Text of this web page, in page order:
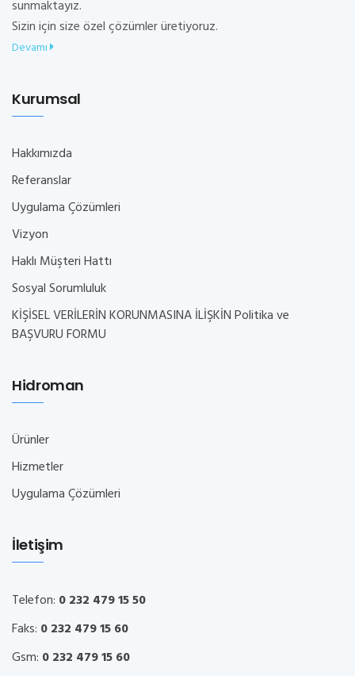
sunmaktayız.
Sizin için size özel çözümler üretiyoruz.
Devamı
Kurumsal
Hakkımızda
Referanslar
Uygulama Çözümleri
Vizyon
Haklı Müşteri Hattı
Sosyal Sorumluluk
KİŞİSEL VERİLERİN KORUNMASINA İLİŞKİN Politika ve
BAŞVURU FORMU
Hidroman
Ürünler
Hizmetler
Uygulama Çözümleri
İletişim
Telefon: 0 232 479 15 50
Faks: 0 232 479 15 60
Gsm: 0 232 479 15 60